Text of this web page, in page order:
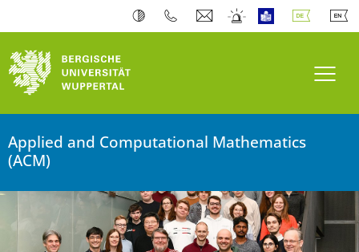
Applied and Computational Mathematics
(ACM)
Bergische Universität Wuppertal